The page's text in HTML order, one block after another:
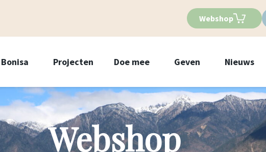
Webshop
Bonisa Projecten Doe mee Geven Nieuws
Webshop